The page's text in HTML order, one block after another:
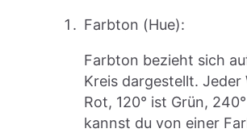
Farbton (Hue):
Farbton bezieht sich
Kreis dargestellt.
Rot, 120° ist Grün,
kannst du von einer